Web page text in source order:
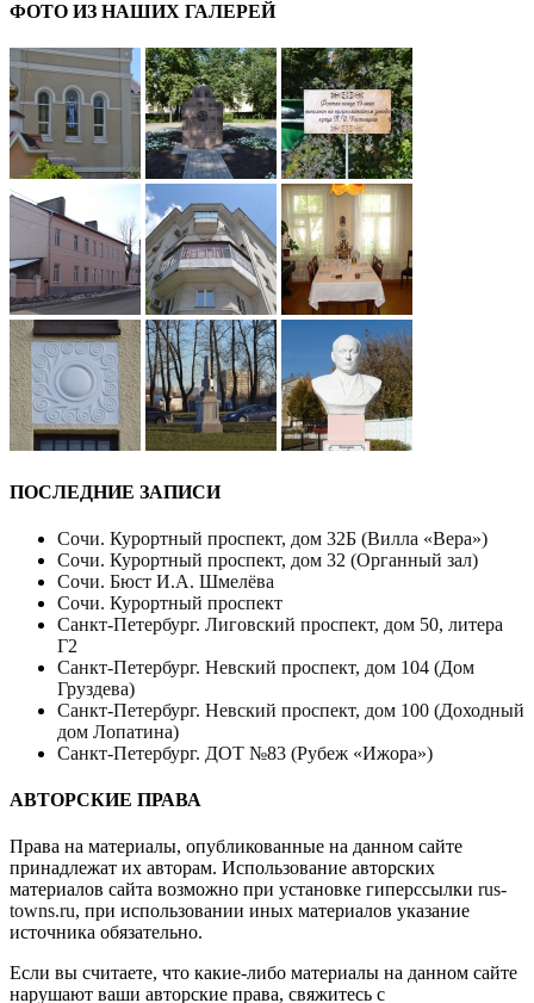
ФОТО ИЗ НАШИХ ГАЛЕРЕЙ
ПОСЛЕДНИЕ ЗАПИСИ
Сочи. Курортный проспект, дом 32Б (Вилла «Вера»)
Сочи. Курортный проспект, дом 32 (Органный зал)
Сочи. Бюст И.А. Шмелёва
Сочи. Курортный проспект
Санкт-Петербург. Лиговский проспект, дом 50, литера
Г2
Санкт-Петербург. Невский проспект, дом 104 (Дом
Груздева)
Санкт-Петербург. Невский проспект, дом 100 (Доходный
дом Лопатина)
Санкт-Петербург. ДОТ №83 (Рубеж «Ижора»)
АВТОРСКИЕ ПРАВА
Права на материалы, опубликованные на данном сайте
принадлежат их авторам. Использование авторских
материалов сайта возможно при установке гиперссылки rus-
towns.ru, при использовании иных материалов указание
источника обязательно.
Если вы считаете, что какие-либо материалы на данном сайте
нарушают ваши авторские права, свяжитесь с